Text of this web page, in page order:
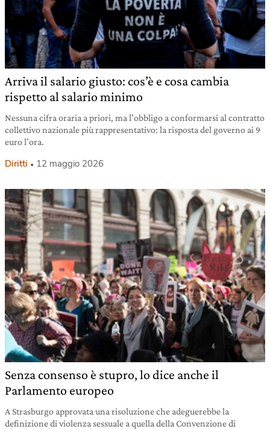
Arriva il salario giusto: cos’è e cosa cambia
rispetto al salario minimo
Nessuna cifra oraria a priori, ma l’obbligo a conformarsi al contratto
collettivo nazionale più rappresentativo: la risposta del governo ai 9
euro l’ora.
Diritti 12 maggio 2026
Senza consenso è stupro, lo dice anche il
Parlamento europeo
A Strasburgo approvata una risoluzione che adeguerebbe la
definizione di violenza sessuale a quella della Convenzione di